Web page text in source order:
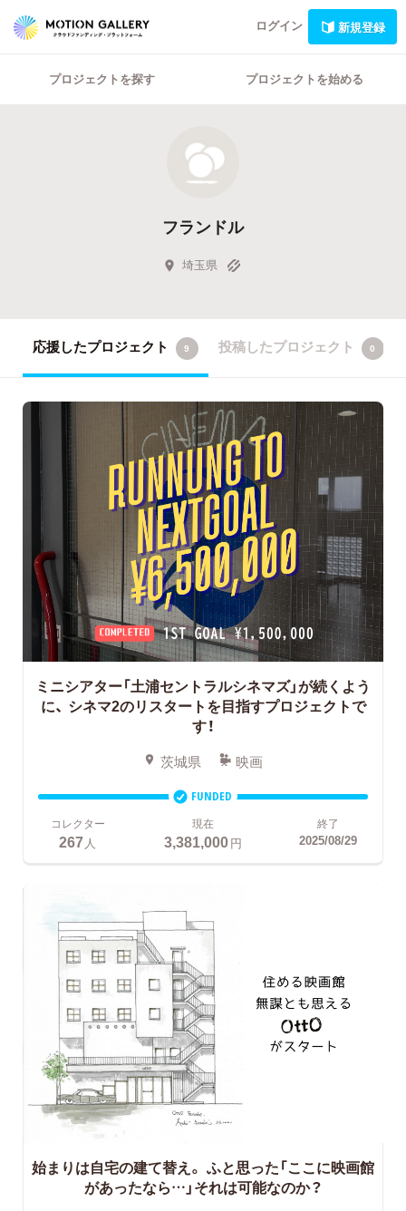
ログイン 新規登録
プロジェクトを探す プロジェクトを始める
フランドル
埼玉県
応援したプロジェクト 9 投稿したプロジェクト 0
ミニシアター「土浦セントラルシネマズ」が続くよう
に、 シネマ2のリスタートを目指すプロジェクトで
す！
茨城県 映画
FUNDED
コレクター
267 人
現在
3,381,000円
終了
2025/08/29
始まりは自宅の建て替え。 ふと思った「ここに映画館
があったなら…」それは可能なのか？